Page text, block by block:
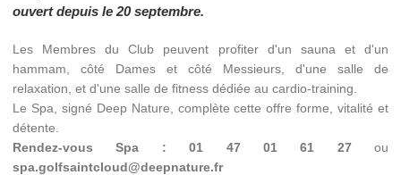
ouvert depuis le 20 septembre.
Les Membres du Club peuvent profiter d'un sauna et d'un
hammam, côté Dames et côté Messieurs, d'une salle de
relaxation, et d'une salle de fitness dédiée au cardio-training.
Le Spa, signé Deep Nature, complète cette offre forme, vitalité et
détente.
Rendez-vous Spa : 01 47 01 61 27ou
spa.golfsaintcloud@deepnature.fr